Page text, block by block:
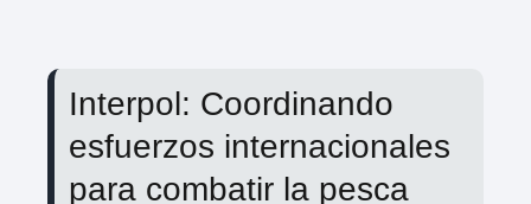
Interpol: Coordinando
esfuerzos internacionales
para combatir la pesca